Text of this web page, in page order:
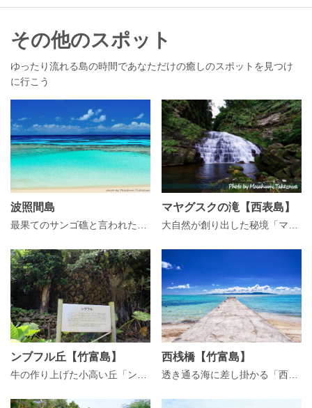
その他のスポット
ゆったり流れる島の時間であなただけの癒しのスポットを見つけ
に行こう
波照間島 マヤグスクの滝【西表島】
ンブフル丘【竹富島】 西桟橋【竹富島】